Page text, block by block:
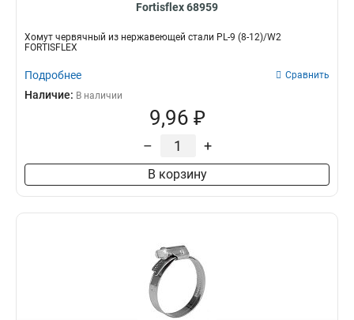
Fortisflex 68959
Хомут червячный из нержавеющей стали PL-9 (8-12)/W2
FORTISFLEX
Подробнее Сравнить
Наличие: В наличии
9,96 ₽
– +
В корзину